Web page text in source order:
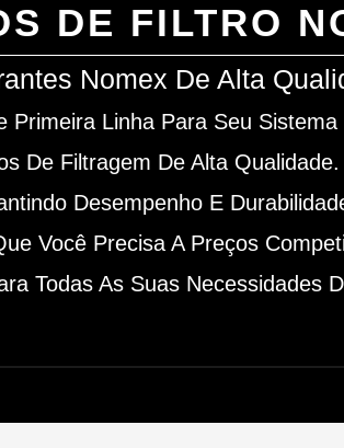
DE FILTRO
Nomex De Alta
Primeira Linha Para Seu
De Filtragem De Alta
Desempenho E
Você Precisa A Preços
Todas As Suas Necessidades